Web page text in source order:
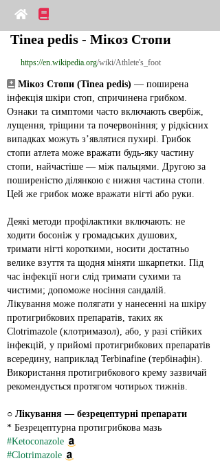
Tinea pedis - Мікоз Стопи
https://en.wikipedia.org/wiki/Athlete's_foot
Мікоз Стопи (Tinea pedis) — поширена
інфекція шкіри стоп, спричинена грибком.
Ознаки та симптоми часто включають свербіж,
лущення, тріщини та почервоніння; у рідкісних
випадках можуть з’являтися пухирі. Грибок
стопи атлета може вражати будь‑яку частину
стопи, найчастіше — між пальцями. Другою за
поширеністю ділянкою є нижня частина стопи.
Цей же грибок може вражати нігті або руки.
Деякі методи профілактики включають: не
ходити босоніж у громадських душових,
тримати нігті короткими, носити достатньо
велике взуття та щодня міняти шкарпетки. Під
час інфекції ноги слід тримати сухими та
чистими; допоможе носіння сандалій.
Лікування може полягати у нанесенні на шкіру
протигрибкових препаратів, таких як
Clotrimazole (клотримазол), або, у разі стійких
інфекцій, у прийомі протигрибкових препаратів
всередину, наприклад Terbinafine (тербінафін).
Використання протигрибкового крему зазвичай
рекомендується протягом чотирьох тижнів.
○ Лікування — безрецептурні препарати
* Безрецептурна протигрибкова мазь
#Ketoconazole
#Clotrimazole